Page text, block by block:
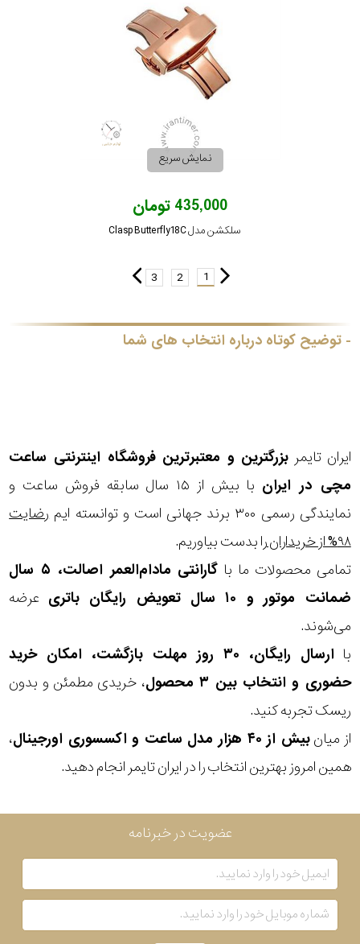
نمایش سریع
435,000 تومان
سلکشن مدل Clasp Butterfly18C
1
2
3
توضیح کوتاه درباره انتخاب های شما
ایران تایمر بزرگترین و معتبرترین فروشگاه اینترنتی ساعت
مچی در ایران
با بیش از ۱۵ سال سابقه فروش ساعت و
نمایندگی رسمی ۳۰۰ برند جهانی است و توانسته ایم
رضایت
۹۸% از خریداران
را بدست بیاوریم.
تمامی محصولات ما با
گارانتی مادام‌العمر اصالت، ۵ سال
ضمانت موتور و ۱۰ سال تعویض رایگان باتری
عرضه
می‌شوند.
با
ارسال رایگان، ۳۰ روز مهلت بازگشت، امکان خرید
حضوری و انتخاب بین ۳ محصول
، خریدی مطمئن و بدون
ریسک تجربه کنید.
از میانبیش از ۴۰ هزار مدل ساعت و اکسسوری اورجینال
،
همین امروز بهترین انتخاب را در ایران تایمر انجام دهید.
عضویت در خبرنامه